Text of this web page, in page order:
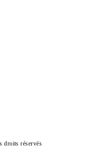
droits réservés